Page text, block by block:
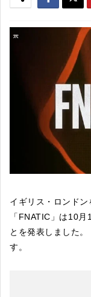
イギリス・ロンド
「FNATIC」は10
とを発表しました
す。